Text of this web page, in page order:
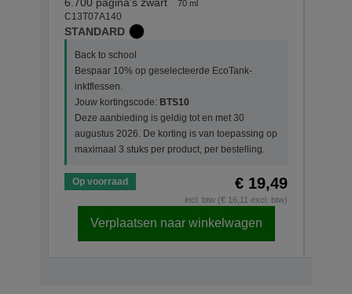
70 ml
C13T07A140
STANDARD
Back to school
Bespaar 10% op geselecteerde EcoTank-
inktflessen.
Jouw kortingscode: BTS10
Deze aanbieding is geldig tot en met 30
augustus 2026. De korting is van toepassing op
maximaal 3 stuks per product, per bestelling.
Op voorraad € 19,49
incl. btw (€ 16,11 excl. btw)
Verplaatsen naar winkelwagen